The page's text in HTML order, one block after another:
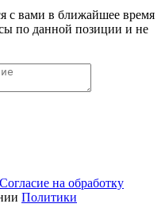
с вами в ближайшее время
по данной позиции и не
Согласие на обработку
Политики